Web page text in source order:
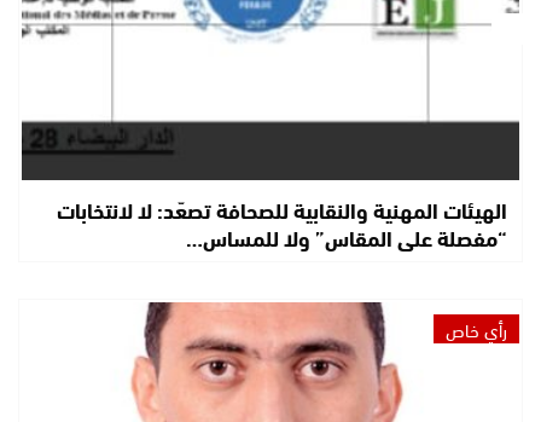
الهيئات المهنية والنقابية للصحافة تصعّد: لا لانتخابات
“مفصلة على المقاس” ولا للمساس…
رأي خاص